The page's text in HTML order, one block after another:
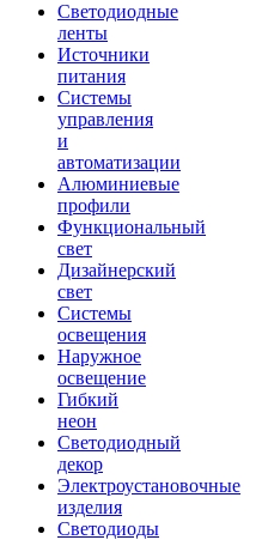
Светодиодные
ленты
Источники
питания
Системы
управления
и
автоматизации
Алюминиевые
профили
Функциональный
свет
Дизайнерский
свет
Системы
освещения
Наружное
освещение
Гибкий
неон
Светодиодный
декор
Электроустановочные
изделия
Светодиоды